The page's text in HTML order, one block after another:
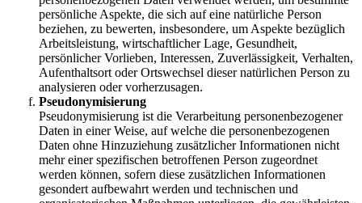
persönliche Aspekte, die sich auf eine natürliche Person
beziehen, zu bewerten, insbesondere, um Aspekte bezüglich
Arbeitsleistung, wirtschaftlicher Lage, Gesundheit,
persönlicher Vorlieben, Interessen, Zuverlässigkeit, Verhalten,
Aufenthaltsort oder Ortswechsel dieser natürlichen Person zu
analysieren oder vorherzusagen.
Pseudonymisierung
Pseudonymisierung ist die Verarbeitung personenbezogener
Daten in einer Weise, auf welche die personenbezogenen
Daten ohne Hinzuziehung zusätzlicher Informationen nicht
mehr einer spezifischen betroffenen Person zugeordnet
werden können, sofern diese zusätzlichen Informationen
gesondert aufbewahrt werden und technischen und